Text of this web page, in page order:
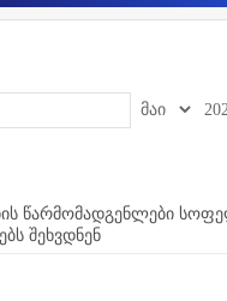
წარმომადგენლები
შეხვდნენ